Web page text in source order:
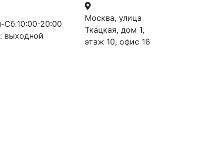
Сб:10:00-20:00
выходной
Москва, улица
Ткацкая, дом 1,
этаж 10, офис 16